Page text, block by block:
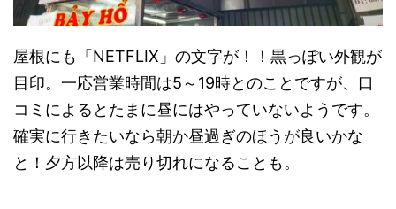
屋根にも「NETFLIX」の文字が！！黒っぽい外観が
目印。一応営業時間は5～19時とのことですが、口
コミによるとたまに昼にはやっていないようです。
確実に行きたいなら朝か昼過ぎのほうが良いかな
と！夕方以降は売り切れになることも。